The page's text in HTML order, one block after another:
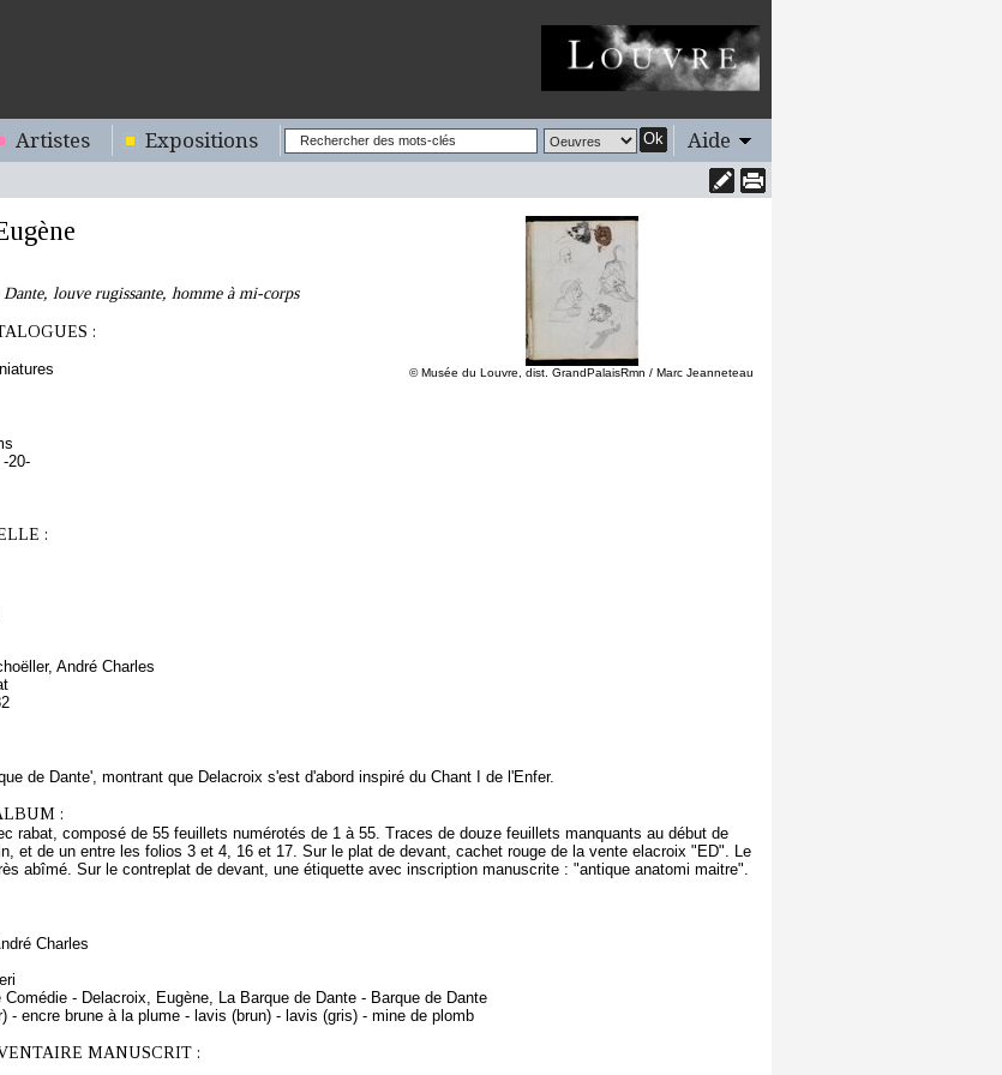
Artistes Expositions Ok Aide
© Musée du Louvre, dist. GrandPalaisRmn / Marc Jeanneteau
louve rugissante, homme à mi-corps
:
20-
:
André Charles
de Dante', montrant que Delacroix s'est d'abord inspiré du Chant I de l'Enfer.
:
rabat, composé de 55 feuillets numérotés de 1 à 55. Traces de douze feuillets manquants au début de
et de un entre les folios 3 et 4, 16 et 17. Sur le plat de devant, cachet rouge de la vente elacroix "ED". Le
abîmé. Sur le contreplat de devant, une étiquette avec inscription manuscrite : "antique anatomi maitre".
Charles
- Delacroix, Eugène, La Barque de Dante - Barque de Dante
- encre brune à la plume - lavis (brun) - lavis (gris) - mine de plomb
MANUSCRIT :